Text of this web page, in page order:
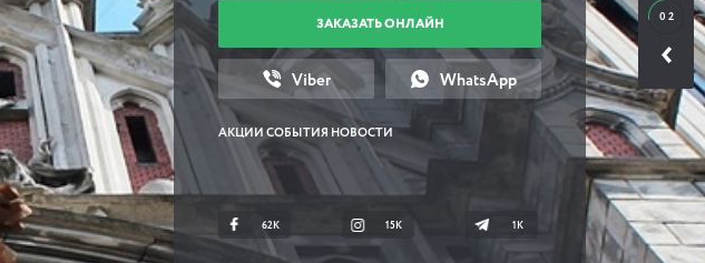
0 2
ЗАКАЗАТЬ ОНЛАЙН
Viber WhatsApp
АКЦИИ СОБЫТИЯ НОВОСТИ
62K 15K 1К